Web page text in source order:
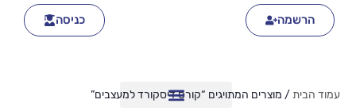
הרשמה כניסה
עמוד הבית/ מוצרים המתויגים “קורס דיסקורד למעצבים”